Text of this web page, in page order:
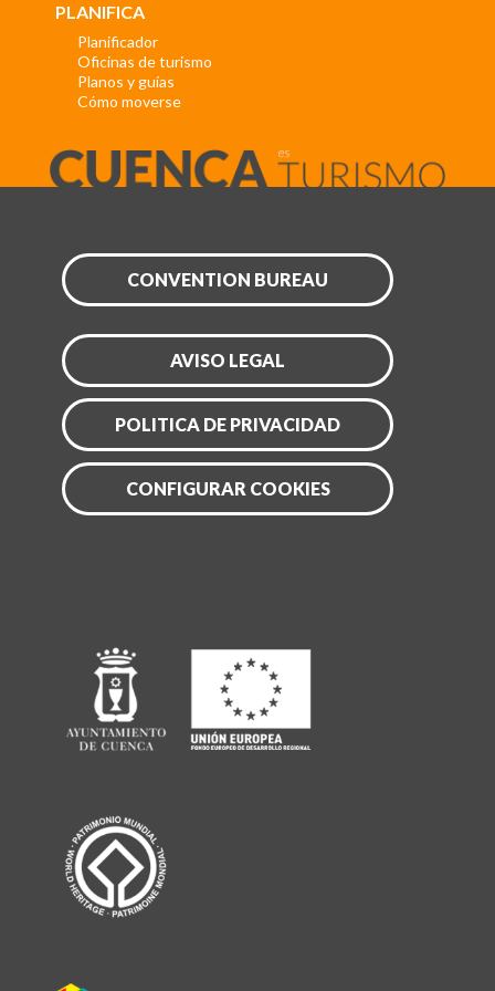
PLANIFICA
Planificador
Oficinas de turismo
Planos y guías
Cómo moverse
CONVENTION BUREAU
AVISO LEGAL
POLITICA DE PRIVACIDAD
CONFIGURAR COOKIES